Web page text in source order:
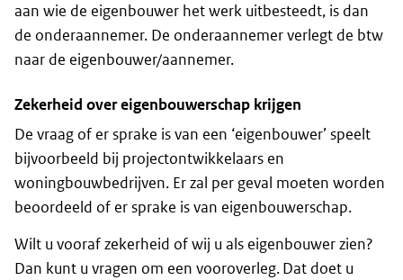
aan wie de eigenbouwer het werk uitbesteedt, is dan
de onderaannemer. De onderaannemer verlegt de btw
naar de eigenbouwer/aannemer.
Zekerheid over eigenbouwerschap krijgen
De vraag of er sprake is van een ‘eigenbouwer’ speelt
bijvoorbeeld bij projectontwikkelaars en
woningbouwbedrijven. Er zal per geval moeten worden
beoordeeld of er sprake is van eigenbouwerschap.
Wilt u vooraf zekerheid of wij u als eigenbouwer zien?
Dan kunt u vragen om een vooroverleg. Dat doet u